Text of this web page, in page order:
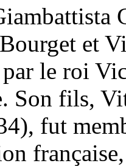
et
le roi
Son fils,
fut